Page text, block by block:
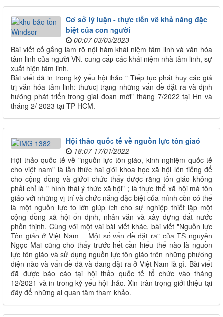
Cơ sở lý luận - thực tiễn về khả năng đặc
biệt của con người
00:07 03/03/2023
Bài viết cố gắng làm rõ nội hàm khái niệm tâm linh và văn hóa
tâm linh của người VN. cung cấp các khái niệm nhà tâm linh, sự
xuất hiện tâm linh.
Bài viết đã in trong kỷ yếu hội thảo " Tiếp tục phát huy các giá
trị văn hóa tâm linh: thưucj trạng những vấn đề dặt ra và định
hướng phát triển trong giai đoạn mới" tháng 7/2022 tại Hn và
tháng 2/ 2023 tại TP HCM.
Hội thảo quốc tế về nguồn lực tôn giaó
18:07 17/01/2022
Hội thảo quốc tế về "nguồn lực tôn giáo, kinh nghiệm quốc tế
cho việt nam" là lần thức hai giới khoa học xã hội lên tiếng để
cho cộng đồng và giứoi chức thấy được rằng tôn giáo không
phải chỉ là " hình thái ý thức xã hội" ; là thực thể xã hội mà tôn
giáo với những vị trí và chức năng đặc biệt của mình còn có thể
là một nguồn lực to lớn giúp ích cho sự nghiệp thiết lập một
cộng đồng xã hội ổn định, nhân văn và xây dựng đất nước
phồn thịnh. Cùng với một vài bài viết khác, bài viết "Nguồn lực
Tôn giáo ở Việt Nam – Một số vấn đề đặt ra" của TS nguyễn
Ngọc Mai cũng cho thấy trước hết cần hiểu thế nào là nguồn
lực tôn giáo và sử dụng nguồn lực tôn giáo trên những phương
diện nào và vấn đề đã và đang đặt ra ở Việt Nam là gì. Bài viết
đã được báo cáo tại hội thảo quốc tế tổ chức vào tháng
12/2021 và in trong kỷ yếu hội thảo. Xin trân trọng giới thiệu tại
đây để những ai quan tâm tham khảo.